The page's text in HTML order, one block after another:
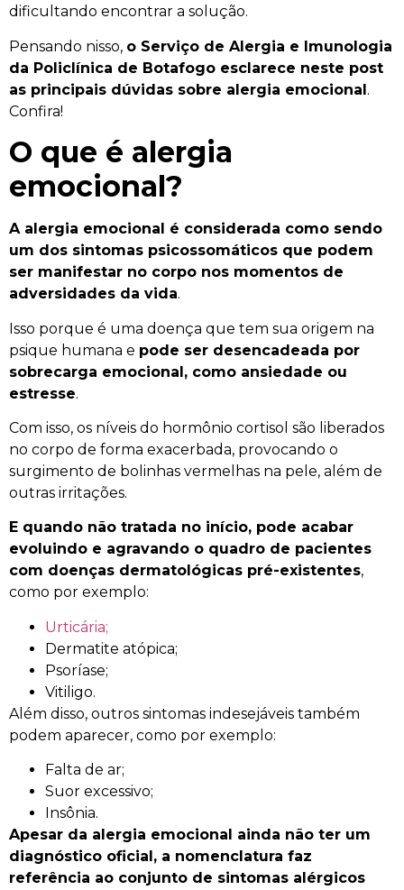
dificultando encontrar a solução.
Pensando nisso, o Serviço de Alergia e Imunologia
da Policlínica de Botafogo esclarece neste post
as principais dúvidas sobre alergia emocional.
Confira!
O que é alergia
emocional?
A alergia emocional é considerada como sendo
um dos sintomas psicossomáticos que podem
ser manifestar no corpo nos momentos de
adversidades da vida.
Isso porque é uma doença que tem sua origem na
psique humana e pode ser desencadeada por
sobrecarga emocional, como ansiedade ou
estresse.
Com isso, os níveis do hormônio cortisol são liberados
no corpo de forma exacerbada, provocando o
surgimento de bolinhas vermelhas na pele, além de
outras irritações.
E quando não tratada no início, pode acabar
evoluindo e agravando o quadro de pacientes
com doenças dermatológicas pré-existentes,
como por exemplo:
Urticária;
Dermatite atópica;
Psoríase;
Vitiligo.
Além disso, outros sintomas indesejáveis também
podem aparecer, como por exemplo:
Falta de ar;
Suor excessivo;
Insônia.
Apesar da alergia emocional ainda não ter um
diagnóstico oficial, a nomenclatura faz
referência ao conjunto de sintomas alérgicos